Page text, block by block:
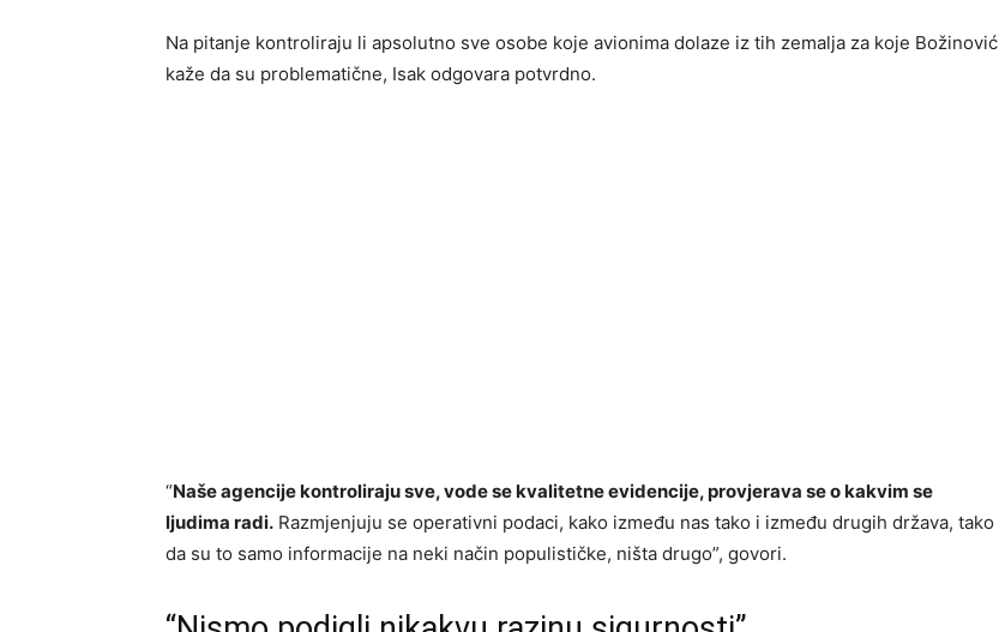
Na pitanje kontroliraju li apsolutno sve osobe koje avionima dolaze iz tih zemalja za koje Božinović
kaže da su problematične, Isak odgovara potvrdno.
“Naše agencije kontroliraju sve, vode se kvalitetne evidencije, provjerava se o kakvim se
ljudima radi. Razmjenjuju se operativni podaci, kako između nas tako i između drugih država, tako
da su to samo informacije na neki način populističke, ništa drugo”, govori.